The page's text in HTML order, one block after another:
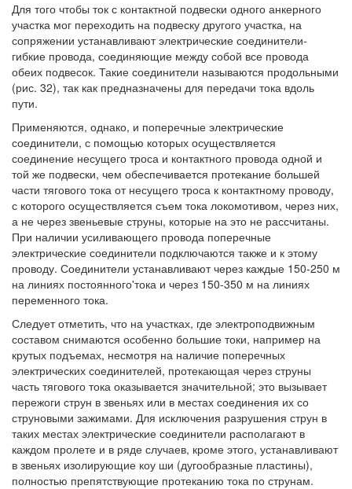
Для того чтобы ток с контактной подвески одного анкерного
участка мог переходить на подвеску другого участка, на
сопряжении устанавливают электрические соединители-
гибкие провода, соединяющие между собой все провода
обеих подвесок. Такие соединители называются продольными
(рис. 32), так как предназначены для передачи тока вдоль
пути.
Применяются, однако, и поперечные электрические
соединители, с помощью которых осуществляется
соединение несущего троса и контактного провода одной и
той же подвески, чем обеспечивается протекание большей
части тягового тока от несущего троса к контактному проводу,
с которого осуществляется съем тока локомотивом, через них,
а не через звеньевые струны, которые на это не рассчитаны.
При наличии усиливающего провода поперечные
электрические соединители подключаются также и к этому
проводу. Соединители устанавливают через каждые 150-250 м
на линиях постоянного'тока и через 150-350 м на линиях
переменного тока.
Следует отметить, что на участках, где электроподвижным
составом снимаются особенно большие токи, например на
крутых подъемах, несмотря на наличие поперечных
электрических соединителей, протекающая через струны
часть тягового тока оказывается значительной; это вызывает
пережоги струн в звеньях или в местах соединения их со
струновыми зажимами. Для исключения разрушения струн в
таких местах электрические соединители располагают в
каждом пролете и в ряде случаев, кроме этого, устанавливают
в звеньях изолирующие коу ши (дугообразные пластины),
полностью препятствующие протеканию тока по струнам.